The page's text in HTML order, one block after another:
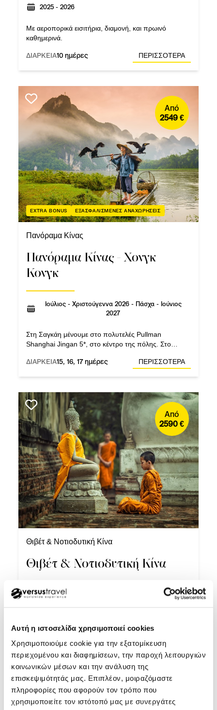
Αυτή η ιστοσελίδα χρησιμοποιεί cookies
Χρησιμοποιούμε cookie για την εξατομίκευση
περιεχομένου και διαφημίσεων, την παροχή λειτουργιών
κοινωνικών μέσων και την ανάλυση της
επισκεψιμότητάς μας. Επιπλέον, μοιραζόμαστε
πληροφορίες που αφορούν τον τρόπο που
χρησιμοποιείτε τον ιστότοπό μας με συνεργάτες
2025 - 2026
Με αεροπορικά εισιτήρια, διαμονή, και πρωινό
καθημερινά.
ΔΙΑΡΚΕΙΑ10 ημέρες ΠΕΡΙΣΣΟΤΕΡΑ
Από
2549 €
EXTRA BONUS ΕΞΑΣΦΑΛΙΣΜΕΝΕΣ ΑΝΑΧΩΡΗΣΕΙΣ
Πανόραμα Κίνας
Πανόραμα Κίνας - Χονγκ
Κονγκ
Ιούλιος - Χριστούγεννα 2026 - Πάσχα - Ιούνιος
2027
Στη Σαγκάη μένουμε στο πολυτελές Pullman
Shanghai Jingan 5*, στο κέντρο της πόλης. Στο
Stanford 5*.
ΔΙΑΡΚΕΙΑ15, 16, 17 ημέρες ΠΕΡΙΣΣΟΤΕΡΑ
Από
2590 €
Θιβέτ & Νοτιοδυτική Κίνα
Θιβέτ & Νοτιοδυτική Κίνα
Εξαιρετικές πτήσεις προς Κουνμίνγκ με ενδιάμεσο
σταθμό, και επιστροφή από Τσενγκντού, διαμονή σε
ξενοδοχεία 4 & 5*, διανυκτερεύσεις στην Σάνγκρι Λα
και στην Τσενγκτού καιΈλληνας αρχηγός με μεγάλη
εμπειρία στη χώρα.
ΔΙΑΡΚΕΙΑ15 ημέρες ΠΕΡΙΣΣΟΤΕΡΑ